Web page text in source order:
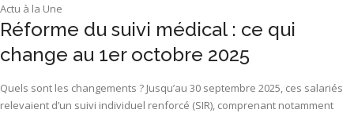
Actu à la Une
Réforme du suivi médical : ce qui
change au 1er octobre 2025
Quels sont les changements ? Jusqu’au 30 septembre 2025, ces salariés
relevaient d’un suivi individuel renforcé (SIR), comprenant notamment